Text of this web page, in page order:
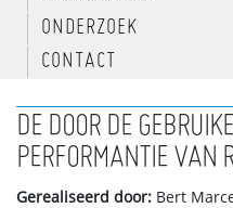
ONDERZOEK
CONTACT
DE DOOR DE
PERFORMANTIE VAN
Gerealiseerd door: Bert